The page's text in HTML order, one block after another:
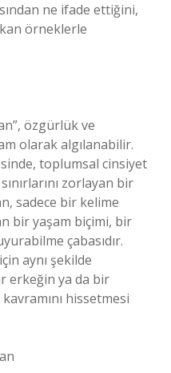
ne ifade ettiğini,
örneklerle
özgürlük ve
olarak algılanabilir.
toplumsal cinsiyet
zorlayan bir
sadece bir kelime
bir yaşam biçimi, bir
çabasıdır.
aynı şekilde
erkeğin ya da bir
hissetmesi